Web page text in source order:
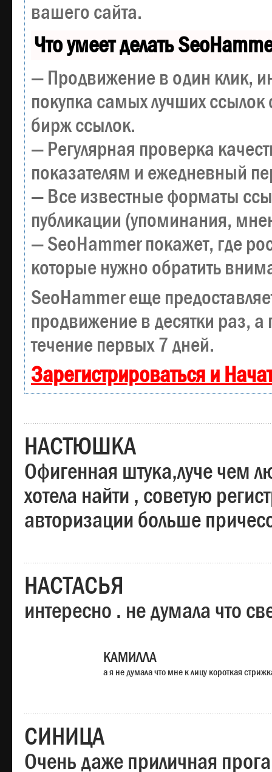
вашего сайта.
Что умеет делать
— Продвижение в один клик,
покупка самых лучших ссылок
бирж ссылок.
— Регулярная проверка
показателям и ежедневный
— Все известные форматы
публикации (упоминания,
— SeoHammer покажет, где
которые нужно обратить
SeoHammer еще
продвижение в десятки раз, а
течение первых 7 дней.
Зарегистрироваться и
НАСТЮШКА
Офигенная штука,луче чем
хотела найти , советую
авторизации больше
НАСТАСЬЯ
интересно . не думала что
КАМИЛЛА
а я не думала что мне к лицу короткая
СИНИЦА
Очень даже приличная